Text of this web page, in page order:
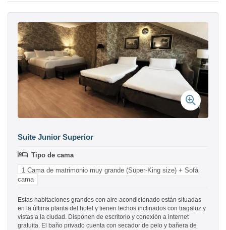
Suite Junior Superior
Tipo de cama
1 Cama de matrimonio muy grande (Super-King size) + Sofá
cama
Estas habitaciones grandes con aire acondicionado están situadas
en la última planta del hotel y tienen techos inclinados con tragaluz y
vistas a la ciudad. Disponen de escritorio y conexión a internet
gratuita. El baño privado cuenta con secador de pelo y bañera de